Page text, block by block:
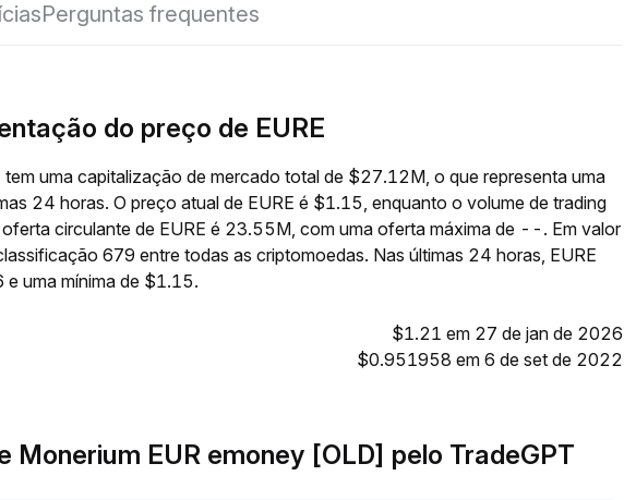
Perguntas frequentes
do preço de EURE
uma capitalização de mercado total de $27.12M, o que representa uma
24 horas. O preço atual de EURE é $1.15, enquanto o volume de trading
circulante de EURE é 23.55M, com uma oferta máxima de --. Em valor
679 entre todas as criptomoedas. Nas últimas 24 horas, EURE
e uma mínima de $1.15.
$1.21 em 27 de jan de 2026
$0.951958 em 6 de set de 2022
Monerium EUR emoney [OLD] pelo TradeGPT